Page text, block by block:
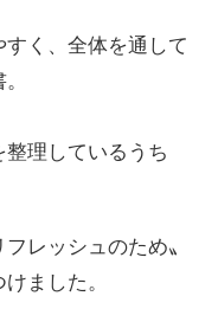
く、全体を通して
理しているうち
レッシュのため〟
ました。